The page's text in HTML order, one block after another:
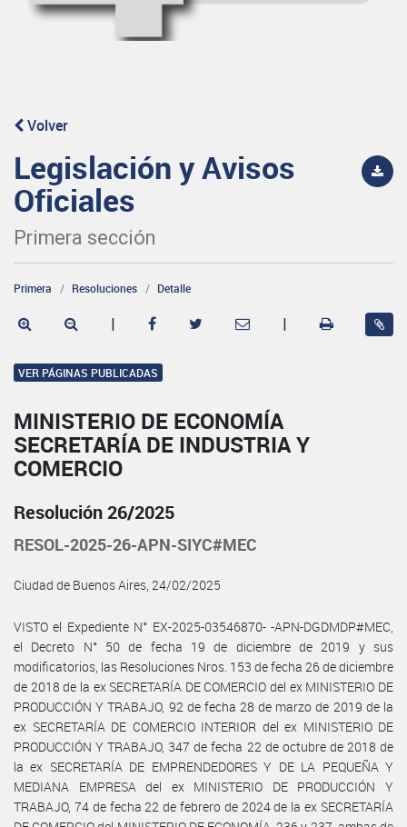
Volver
Legislación y Avisos
Oficiales
Primera sección
Primera Resoluciones Detalle
| |
VER PÁGINAS PUBLICADAS
MINISTERIO DE ECONOMÍA
SECRETARÍA DE INDUSTRIA Y
COMERCIO
Resolución 26/2025
RESOL-2025-26-APN-SIYC#MEC
Ciudad de Buenos Aires, 24/02/2025
VISTO el Expediente N° EX-2025-03546870- -APN-DGDMDP#MEC,
el Decreto N° 50 de fecha 19 de diciembre de 2019 y sus
modificatorios, las Resoluciones Nros. 153 de fecha 26 de diciembre
de 2018 de la ex SECRETARÍA DE COMERCIO del ex MINISTERIO DE
PRODUCCIÓN Y TRABAJO, 92 de fecha 28 de marzo de 2019 de la
ex SECRETARÍA DE COMERCIO INTERIOR del ex MINISTERIO DE
PRODUCCIÓN Y TRABAJO, 347 de fecha 22 de octubre de 2018 de
la ex SECRETARÍA DE EMPRENDEDORES Y DE LA PEQUEÑA Y
MEDIANA EMPRESA del ex MINISTERIO DE PRODUCCIÓN Y
TRABAJO, 74 de fecha 22 de febrero de 2024 de la ex SECRETARÍA